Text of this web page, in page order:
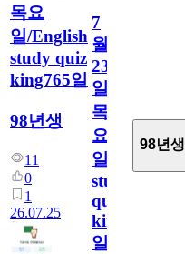
목요
일/English
study quiz
king765일
98년생
11
0
1
26.07.25
7
월
23
일
목
요
일/English
study
quiz
king765
일
98년생